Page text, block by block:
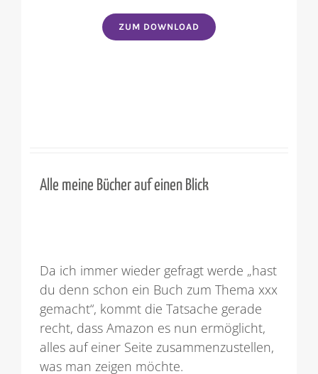
ZUM DOWNLOAD
Alle meine Bücher auf einen Blick
Da ich immer wieder gefragt werde „hast
du denn schon ein Buch zum Thema xxx
gemacht“, kommt die Tatsache gerade
recht, dass Amazon es nun ermöglicht,
alles auf einer Seite zusammenzustellen,
was man zeigen möchte.